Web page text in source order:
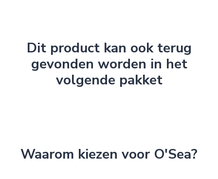
Dit product kan ook terug
gevonden worden in het
volgende pakket
Waarom kiezen voor O'Sea?